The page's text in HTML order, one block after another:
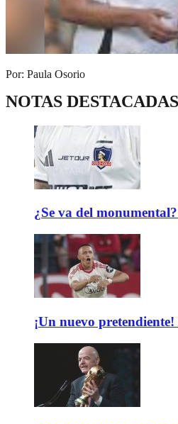
Por: Paula Osorio
NOTAS DESTACADAS
¿Se va del
¡Un nuevo